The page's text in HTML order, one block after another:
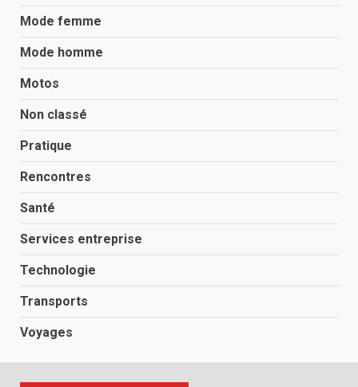
Mode femme
Mode homme
Motos
Non classé
Pratique
Rencontres
Santé
Services entreprise
Technologie
Transports
Voyages